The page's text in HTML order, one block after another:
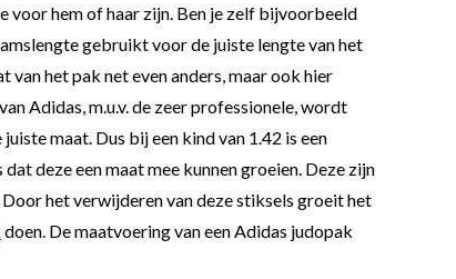
voor hem of haar zijn. Ben je zelf bijvoorbeeld
gebruikt voor de juiste lengte van het
het pak net even anders, maar ook hier
Adidas, m.u.v. de zeer professionele, wordt
maat. Dus bij een kind van 1.42 is een
dat deze een maat mee kunnen groeien. Deze zijn
het verwijderen van deze stiksels groeit het
doen. De maatvoering van een Adidas judopak